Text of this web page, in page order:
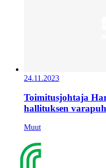
24.11.2023
Toimitusjohtaja
hallituksen
Muut